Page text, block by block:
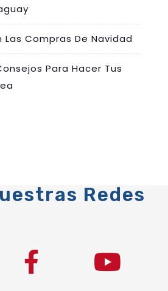
Las Compras De Navidad
Para Hacer Tus
Redes